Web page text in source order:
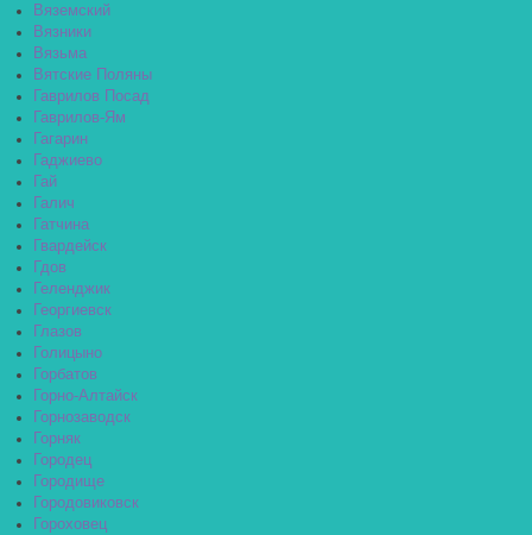
Вяземский
Вязники
Вязьма
Вятские Поляны
Гаврилов Посад
Гаврилов-Ям
Гагарин
Гаджиево
Гай
Галич
Гатчина
Гвардейск
Гдов
Геленджик
Георгиевск
Глазов
Голицыно
Горбатов
Горно-Алтайск
Горнозаводск
Горняк
Городец
Городище
Городовиковск
Гороховец